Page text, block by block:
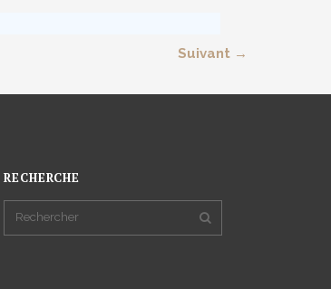
Suivant →
RECHERCHE